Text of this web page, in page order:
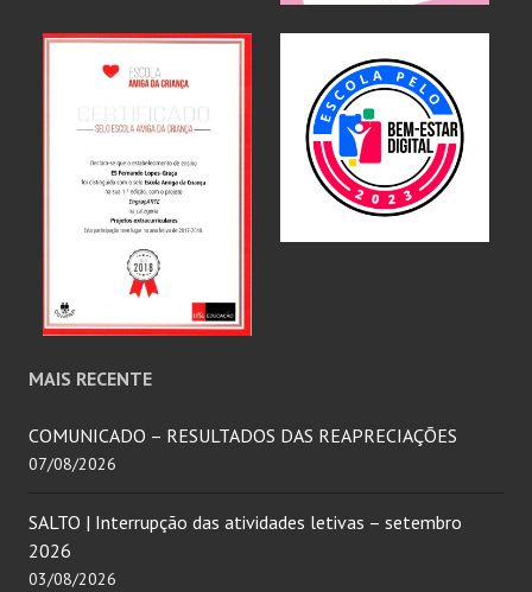
MAIS RECENTE
COMUNICADO – RESULTADOS DAS REAPRECIAÇÕES
07/08/2026
SALTO | Interrupção das atividades letivas – setembro
2026
03/08/2026